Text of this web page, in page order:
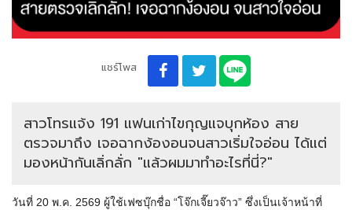
แชร์โพส
สาวโทรแจ้ง 191 แฟนเก่าไขกุญแจบุกห้อง สาย
ตรวจมาถึง เจอฉากง้องอนจนสาวเริ่มใจอ่อน ได้แต่
มองหน้ากันเลิ่กลั่ก "แล้วผมมาทำอะไรที่นี่?"
วันที่ 20 พ.ค. 2569 ผู้ใช้เฟซบุ๊กชื่อ “โจ๊กเจี๊ยวจ๊าว” ซึ่งเป็นเจ้าหน้าที่